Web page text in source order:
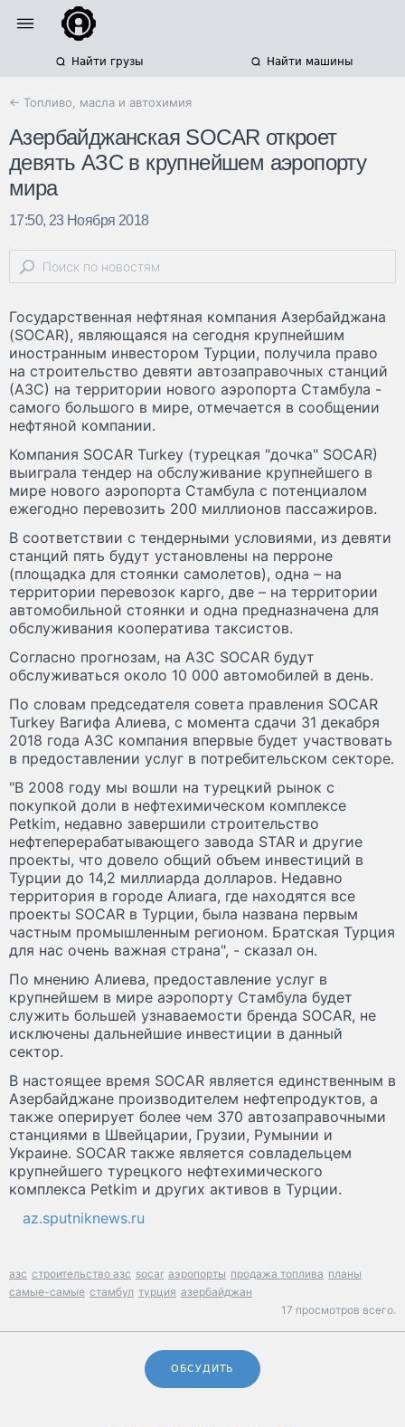
Найти грузы Найти машины
← Топливо, масла и автохимия
Азербайджанская SOCAR откроет
девять АЗС в крупнейшем аэропорту
мира
17:50, 23 Ноября 2018
Государственная нефтяная компания Азербайджана
(SOCAR), являющаяся на сегодня крупнейшим
иностранным инвестором Турции, получила право
на строительство девяти автозаправочных станций
(АЗС) на территории нового аэропорта Стамбула -
самого большого в мире, отмечается в сообщении
нефтяной компании.
Компания SOCAR Turkey (турецкая "дочка" SOCAR)
выиграла тендер на обслуживание крупнейшего в
мире нового аэропорта Стамбула с потенциалом
ежегодно перевозить 200 миллионов пассажиров.
В соответствии с тендерными условиями, из девяти
станций пять будут установлены на перроне
(площадка для стоянки самолетов), одна – на
территории перевозок карго, две – на территории
автомобильной стоянки и одна предназначена для
обслуживания кооператива таксистов.
Согласно прогнозам, на АЗС SOCAR будут
обслуживаться около 10 000 автомобилей в день.
По словам председателя совета правления SOCAR
Turkey Вагифа Алиева, с момента сдачи 31 декабря
2018 года АЗС компания впервые будет участвовать
в предоставлении услуг в потребительском секторе.
"В 2008 году мы вошли на турецкий рынок с
покупкой доли в нефтехимическом комплексе
Petkim, недавно завершили строительство
нефтеперерабатывающего завода STAR и другие
проекты, что довело общий объем инвестиций в
Турции до 14,2 миллиарда долларов. Недавно
территория в городе Алиага, где находятся все
проекты SOCAR в Турции, была названа первым
частным промышленным регионом. Братская Турция
для нас очень важная страна", - сказал он.
По мнению Алиева, предоставление услуг в
крупнейшем в мире аэропорту Стамбула будет
служить большей узнаваемости бренда SOCAR, не
исключены дальнейшие инвестиции в данный
сектор.
В настоящее время SOCAR является единственным в
Азербайджане производителем нефтепродуктов, а
также оперирует более чем 370 автозаправочными
станциями в Швейцарии, Грузии, Румынии и
Украине. SOCAR также является совладельцем
крупнейшего турецкого нефтехимического
комплекса Petkim и других активов в Турции.
az.sputniknews.ru
азс строительство азс socar аэропорты продажа топлива планы
самые-самые стамбул турция азербайджан
17 просмотров всего.
ОБСУДИТЬ